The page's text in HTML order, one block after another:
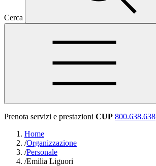
Cerca
Prenota servizi e prestazioni CUP 800.638.638
Home
/Organizzazione
/Personale
/Emilia Liguori